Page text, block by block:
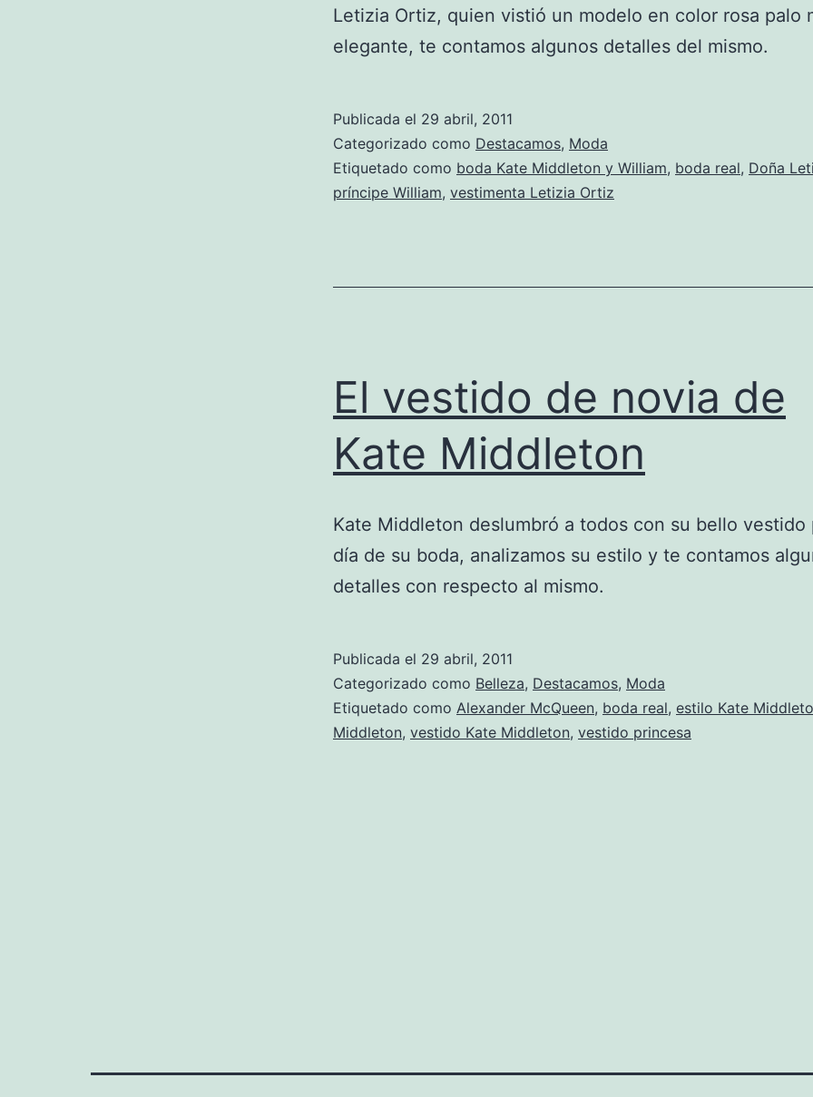
Letizia Ortiz, quien vistió un modelo en color rosa palo
elegante, te contamos algunos detalles del mismo.
Publicada el 29 abril, 2011
Categorizado como Destacamos, Moda
Etiquetado como boda Kate Middleton y William, boda real, Doña
príncipe William, vestimenta Letizia Ortiz
El vestido de novia de
Kate Middleton
Kate Middleton deslumbró a todos con su bello vestido
día de su boda, analizamos su estilo y te contamos
detalles con respecto al mismo.
Publicada el 29 abril, 2011
Categorizado como Belleza, Destacamos, Moda
Etiquetado como Alexander McQueen, boda real, estilo Kate
Middleton, vestido Kate Middleton, vestido princesa